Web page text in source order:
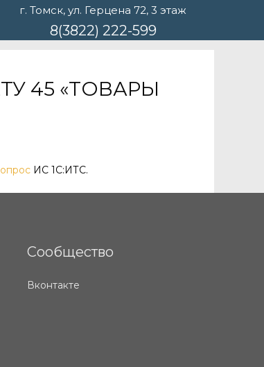
г. Томск, ул. Герцена 72, 3 этаж
8(3822) 222-599
45 «ТОВАРЫ
ИС 1С:ИТС.
Сообщество
Вконтакте